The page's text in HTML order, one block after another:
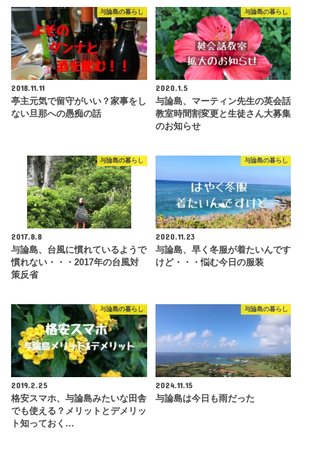
与論島の暮らし
2018.11.11
亭主元気で留守がいい？家事をし
ない旦那への愚痴の話
与論島の暮らし
2020.1.5
与論島、マーティン先生の英会話
教室時間割変更と生徒さん大募集
のお知らせ
与論島の暮らし
2017.8.8
与論島、台風に慣れているようで
慣れない・・・2017年の台風対
策反省
与論島の暮らし
2020.11.23
与論島、早く冬服が着たいんです
けど・・・悩む今日の服装
与論島の暮らし
2019.2.25
格安スマホ、与論島みたいな田舎
でも使える？メリットとデメリッ
ト知っておく…
与論島の暮らし
2024.11.15
与論島は今日も雨だった